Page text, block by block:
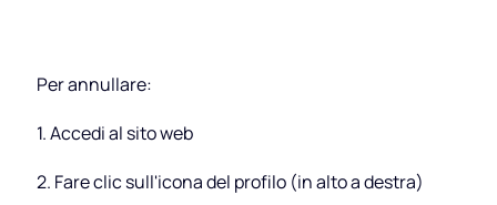
Per annullare:
1. Accedi al sito web
2. Fare clic sull'icona del profilo (in alto a destra)